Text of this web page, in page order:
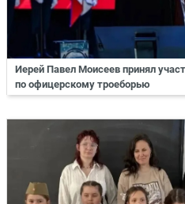
Иерей Павел Моисеев принял
по офицерскому троеборью